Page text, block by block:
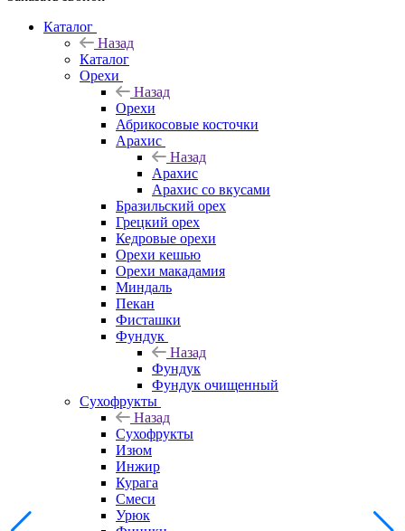
Каталог
Назад
Каталог
Орехи
Назад
Орехи
Абрикосовые косточки
Арахис
Назад
Арахис
Арахис со вкусами
Бразильский орех
Грецкий орех
Кедровые орехи
Орехи кешью
Орехи макадамия
Миндаль
Пекан
Фисташки
Фундук
Назад
Фундук
Фундук очищенный
Сухофрукты
Назад
Сухофрукты
Изюм
Инжир
Курага
Смеси
Урюк